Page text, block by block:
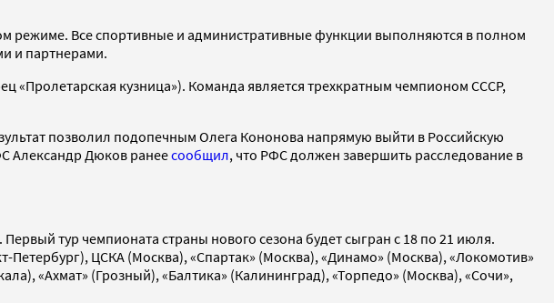
режиме. Все спортивные и административные функции выполняются в полном
и партнерами.
кузница»). Команда является трехкратным чемпионом СССР,
позволил подопечным Олега Кононова напрямую выйти в Российскую
Александр Дюков ранеесообщил, что РФС должен завершить расследование в
тур чемпионата страны нового сезона будет сыгран с 18 по 21 июля.
Петербург), ЦСКА (Москва), «Спартак» (Москва), «Динамо» (Москва), «Локомотив»
«Ахмат» (Грозный), «Балтика» (Калининград), «Торпедо» (Москва), «Сочи»,